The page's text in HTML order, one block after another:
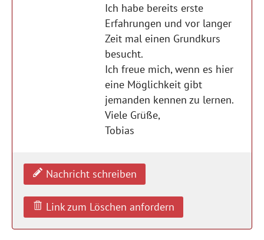
Ich habe bereits erste
Erfahrungen und vor langer
Zeit mal einen Grundkurs
besucht.
Ich freue mich, wenn es hier
eine Möglichkeit gibt
jemanden kennen zu lernen.
Viele Grüße,
Tobias
Nachricht schreiben
Link zum Löschen anfordern